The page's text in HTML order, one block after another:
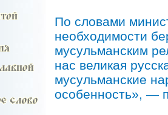
По словами
необходимости
мусульманским
нас великая
мусульманские
особенность», —